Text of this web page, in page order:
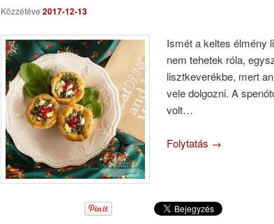
Közzétéve 2017-12-13
Ismét a keltes élmény
nem tehetek róla,
lisztkeverékbe, mert
vele dolgozni. A
volt…
Folytatás →